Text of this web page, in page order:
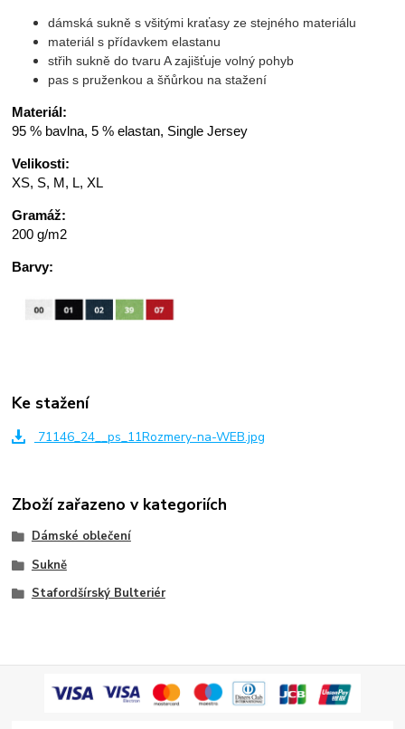
dámská sukně s všitými kraťasy ze stejného materiálu
materiál s přídavkem elastanu
střih sukně do tvaru A zajišťuje volný pohyb
pas s pruženkou a šňůrkou na stažení
Materiál:
95 % bavlna, 5 % elastan, Single Jersey
Velikosti:
XS, S, M, L, XL
Gramáž:
200 g/m2
Barvy:
Ke stažení
71146_24__ps_11Rozmery-na-WEB.jpg
Zboží zařazeno v kategoriích
Dámské oblečení
Sukně
Stafordšírský Bulteriér